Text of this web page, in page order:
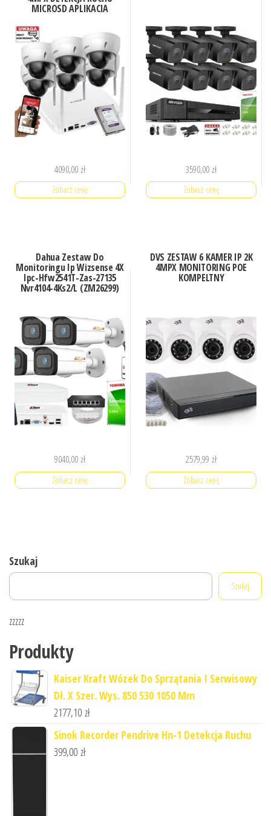
MICROSD APLIKACJA
4090,00 zł
Zobacz cenę
3590,00 zł
Zobacz cenę
Dahua Zestaw Do
Monitoringu Ip Wizsense 4X
Ipc-Hfw2541T-Zas-27135
Nvr4104-4Ks2/L (ZM26299)
9040,00 zł
Zobacz cenę
DVS ZESTAW 6 KAMER IP 2K
4MPX MONITORING POE
KOMPELTNY
2579,99 zł
Zobacz cenę
Szukaj
Szukaj
zzzzz
Produkty
Kaiser Kraft Wózek Do Sprzątania I Serwisowy
Dł. X Szer. Wys. 850 530 1050 Mm
2177,10 zł
Sinok Recorder Pendrive Hn-1 Detekcja Ruchu
399,00 zł